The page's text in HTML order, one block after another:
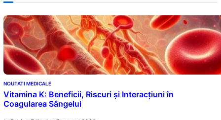
NOUTATI MEDICALE
Vitamina K: Beneficii, Riscuri și Interacțiuni în
Coagularea Sângelui